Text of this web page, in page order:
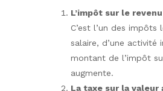
L’impôt sur le revenu
C’est l’un des
salaire, d’une activité
montant de l’impôt
augmente.
La taxe sur la valeur